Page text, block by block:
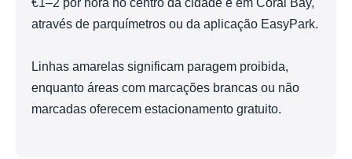
€1–2 por hora no centro da cidade e em Coral Bay,
através de parquímetros ou da aplicação EasyPark.
Linhas amarelas significam paragem proibida,
enquanto áreas com marcações brancas ou não
marcadas oferecem estacionamento gratuito.